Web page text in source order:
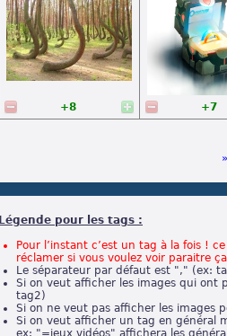
+8
+7
Légende pour les tags :
Pour l’instant c’est un tag à la fois !
réclamer si vous voulez voir paraitre
Le séparateur par défaut est "," (ex:
Si on veut afficher les images qui
tag2)
Si on ne veut pas afficher les images
Si on veut afficher un tag en général
ex: "=jeux vidéos" affichera les